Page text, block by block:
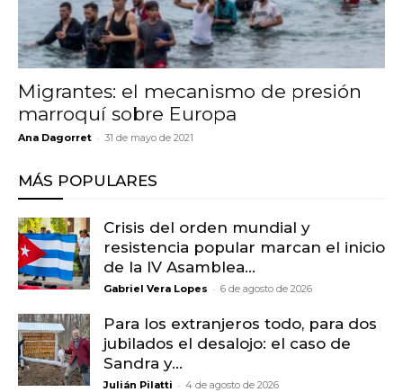
Migrantes: el mecanismo de presión
marroquí sobre Europa
Ana Dagorret - 31 de mayo de 2021
MÁS POPULARES
Crisis del orden mundial y
resistencia popular marcan el inicio
de la IV Asamblea...
Gabriel Vera Lopes - 6 de agosto de 2026
Para los extranjeros todo, para dos
jubilados el desalojo: el caso de
Sandra y...
Julián Pilatti - 4 de agosto de 2026